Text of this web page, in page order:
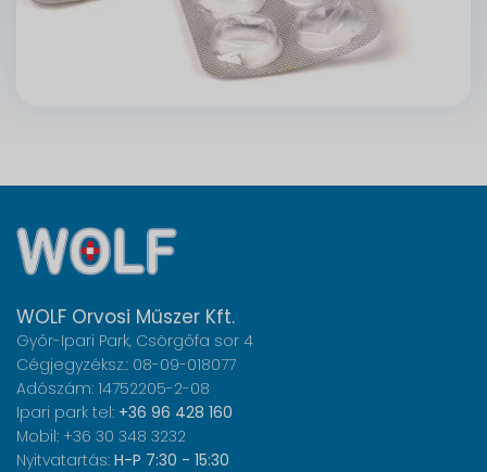
WOLF Orvosi Műszer Kft.
Győr-Ipari Park, Csörgőfa sor 4
Cégjegyzéksz.: 08-09-018077
Adószám: 14752205-2-08
Ipari park tel: +36 96 428 160
Mobil: +36 30 348 3232
Nyitvatartás: H-P 7:30 - 15:30